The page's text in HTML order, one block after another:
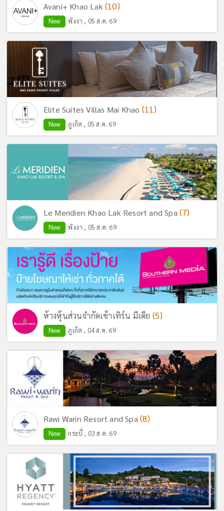
Avani+ Khao Lak (10)
New พังงา , 05 ส.ค. 69
Elite Suites Villas Mai Khao (11)
New ภูเก็ต , 05 ส.ค. 69
Le Meridien Khao Lak Resort and Spa (7)
New พังงา , 05 ส.ค. 69
ห้างหุ้นส่วนจำกัดเซ้าเทิร์น มีเดีย (5)
New ภูเก็ต , 04 ส.ค. 69
Rawi Warin Resort and Spa (8)
New กระบี่ , 03 ส.ค. 69